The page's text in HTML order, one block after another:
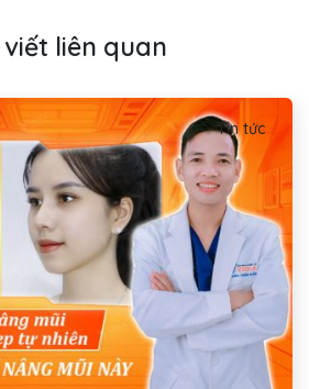
viết liên quan
Tin tức